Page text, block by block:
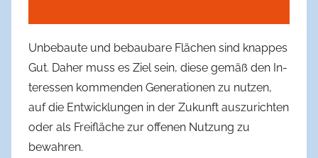
Unbebaute und bebaubare Flächen sind knappes
Gut. Daher muss es Ziel sein, diese gemäß den In-
teressen kommenden Generationen zu nutzen,
auf die Entwicklungen in der Zukunft auszurichten
oder als Freifläche zur offenen Nutzung zu
bewahren.